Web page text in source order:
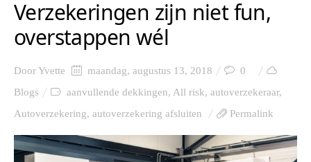
Verzekeringen zijn niet fun,
overstappen wél
DoorYvette maandag, augustus 13, 2018
0
Blogs
aanvullende dekkingen, All risk, autoverzekeraar,
Autoverzekering, autoverzekering afsluiten Permalink